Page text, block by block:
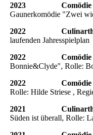
2023
Gaunerkomödie "Zwei
2022
laufenden Jahresspielplan
2022
Bonnie&Clyde", Rolle:
2022
Rolle: Hilde Striese ,
2021
Süden ist überall, Rolle: